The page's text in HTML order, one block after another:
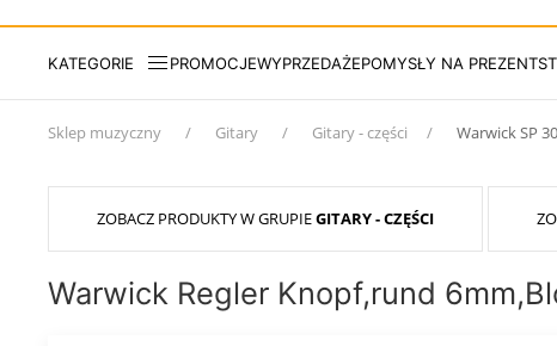
KATEGORIE PROMOCJEWYPRZEDAŻEPOMYSŁY NA PREZENT
Sklep muzyczny Gitary Gitary - części Warwick SP
ZOBACZ PRODUKTY W GRUPIEGITARY - CZĘŚCI
Warwick Regler Knopf,rund